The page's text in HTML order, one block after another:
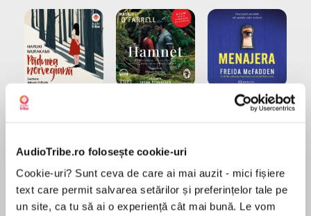
AudioTribe.ro folosește cookie-uri
Cookie-uri? Sunt ceva de care ai mai auzit - mici fișiere
text care permit salvarea setărilor și preferințelor tale pe
un site, ca tu să ai o experiență cât mai bună. Le vom
Pădurea norvegiană Menajera
Freida McFadden